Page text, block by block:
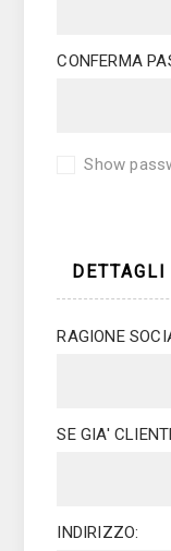
CONFERMA
Show
RAGIONE
SE GIA'
INDIRIZZO: